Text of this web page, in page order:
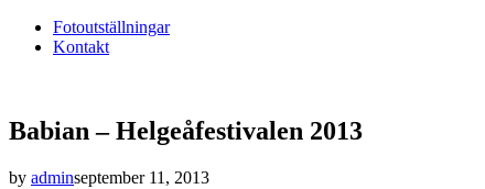
Fotoutställningar
Kontakt
Babian – Helgeåfestivalen 2013
by adminseptember 11, 2013